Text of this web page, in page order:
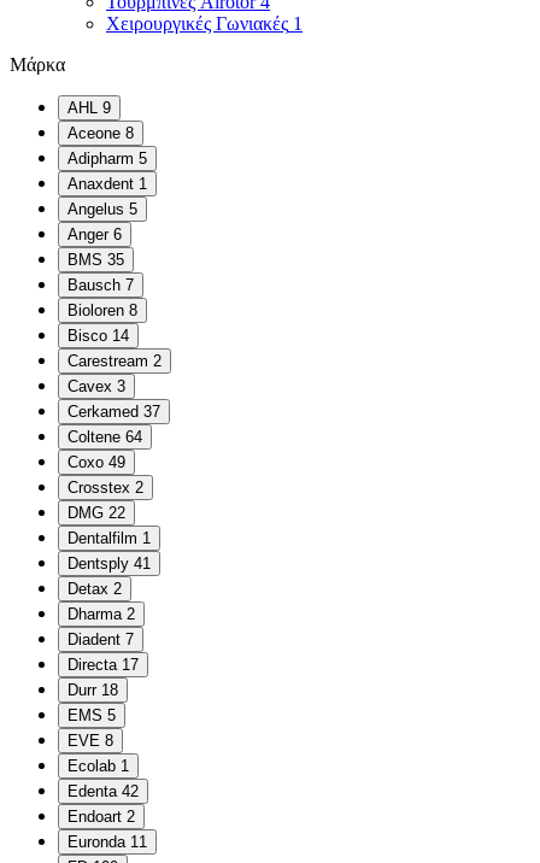
Χειρουργικές Γωνιακές 1
Μάρκα
AHL 9
Aceone 8
Adipharm 5
Anaxdent 1
Angelus 5
Anger 6
BMS 35
Bausch 7
Bioloren 8
Bisco 14
Carestream 2
Cavex 3
Cerkamed 37
Coltene 64
Coxo 49
Crosstex 2
DMG 22
Dentalfilm 1
Dentsply 41
Detax 2
Dharma 2
Diadent 7
Directa 17
Durr 18
EMS 5
EVE 8
Ecolab 1
Edenta 42
Endoart 2
Euronda 11